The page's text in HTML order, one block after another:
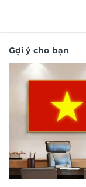
Gợi ý cho bạn